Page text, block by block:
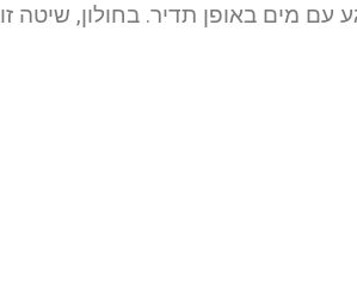
מים באופן תדיר. בחולון, שיטה זו